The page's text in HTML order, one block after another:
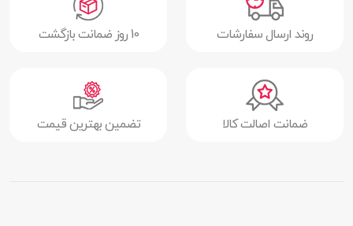
روند ارسال سفارشات 10 روز ضمانت بازگشت
ضمانت اصالت کالا تضمین بهترین قیمت